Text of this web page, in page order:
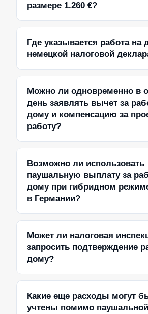
размере 1.260 €?
Где указывается работа на
немецкой налоговой
Можно ли одновременно в
день заявлять вычет за
дому и компенсацию за
работу?
Возможно ли использовать
паушальную выплату за
дому при гибридном
в Германии?
Может ли налоговая
запросить подтверждение
дому?
Какие еще расходы могут
учтены помимо паушальной